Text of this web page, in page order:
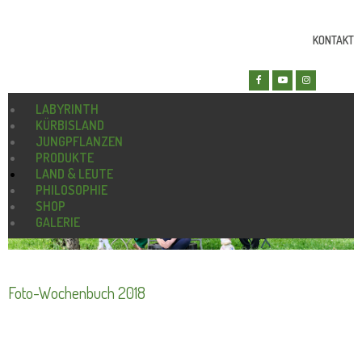
KONTAKT
LABYRINTH
KÜRBISLAND
JUNGPFLANZEN
PRODUKTE
LAND & LEUTE
PHILOSOPHIE
SHOP
GALERIE
Foto-Wochenbuch 2018